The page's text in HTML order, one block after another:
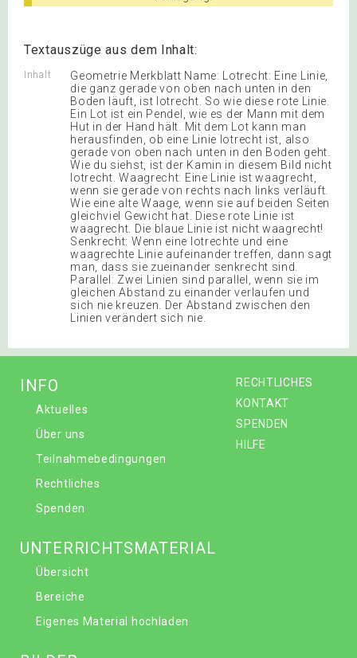
Textauszüge aus dem Inhalt:
Inhalt
Geometrie Merkblatt Name: Lotrecht: Eine Linie,
die ganz gerade von oben nach unten in den
Boden läuft, ist lotrecht. So wie diese rote Linie.
Ein Lot ist ein Pendel, wie es der Mann mit dem
Hut in der Hand hält. Mit dem Lot kann man
herausfinden, ob eine Linie lotrecht ist, also
gerade von oben nach unten in den Boden geht.
Wie du siehst, ist der Kamin in diesem Bild nicht
lotrecht. Waagrecht: Eine Linie ist waagrecht,
wenn sie gerade von rechts nach links verläuft.
Wie eine alte Waage, wenn sie auf beiden Seiten
gleichviel Gewicht hat. Diese rote Linie ist
waagrecht. Die blaue Linie ist nicht waagrecht!
Senkrecht: Wenn eine lotrechte und eine
waagrechte Linie aufeinander treffen, dann sagt
man, dass sie zueinander senkrecht sind.
Parallel: Zwei Linien sind parallel, wenn sie im
gleichen Abstand zu einander verlaufen und
sich nie kreuzen. Der Abstand zwischen den
Linien verändert sich nie.
RECHTLICHES
KONTAKT
SPENDEN
HILFE
INFO
Aktuelles
Über uns
Teilnahmebedingungen
Rechtliches
Spenden
UNTERRICHTSMATERIAL
Übersicht
Bereiche
Eigenes Material hochladen